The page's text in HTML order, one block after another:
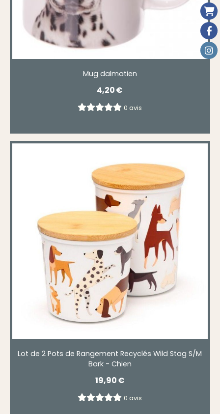
Mug dalmatien
4,20€
0 avis
Lot de 2 Pots de Rangement Recyclés Wild Stag S/M
Bark - Chien
19,90€
0 avis